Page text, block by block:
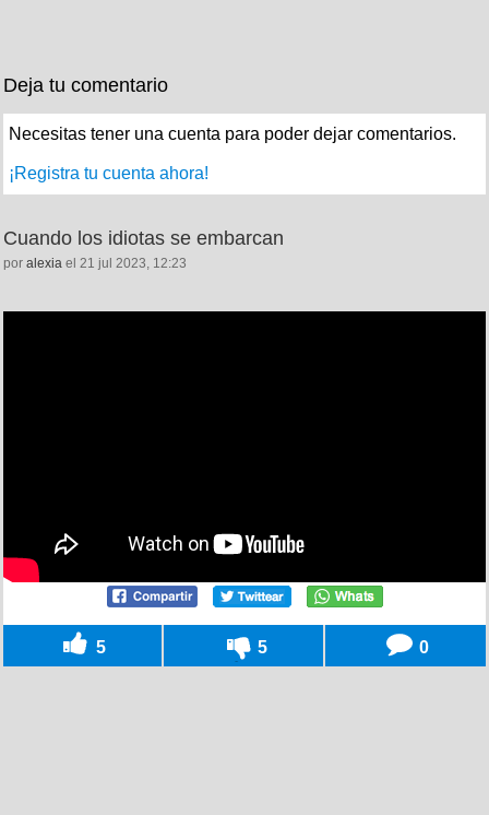
Deja tu comentario
Necesitas tener una cuenta para poder dejar comentarios.
¡Registra tu cuenta ahora!
Cuando los idiotas se embarcan
por alexia el 21 jul 2023, 12:23
5 5 0